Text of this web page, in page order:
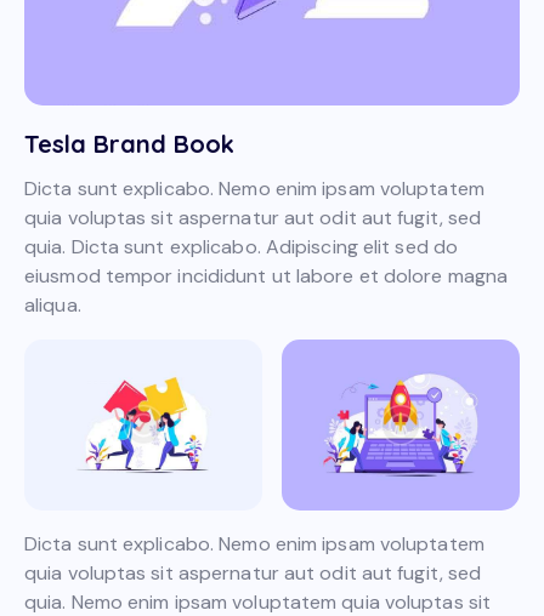
Tesla Brand Book
Dicta sunt explicabo. Nemo enim ipsam voluptatem
quia voluptas sit aspernatur aut odit aut fugit, sed
quia. Dicta sunt explicabo. Adipiscing elit sed do
eiusmod tempor incididunt ut labore et dolore magna
aliqua.
Dicta sunt explicabo. Nemo enim ipsam voluptatem
quia voluptas sit aspernatur aut odit aut fugit, sed
quia. Nemo enim ipsam voluptatem quia voluptas sit